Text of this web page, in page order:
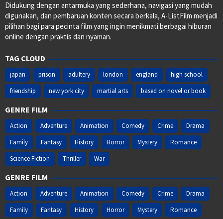
Didukung dengan antarmuka yang sederhana, navigasi yang mudah
digunakan, dan pembaruan konten secara berkala, A-ListFilm menjadi
pilihan bagi para pecinta film yang ingin menikmati berbagai hiburan
online dengan praktis dan nyaman.
TAG CLOUD
japan prison adultery london england
high school
friendship
new york city martial arts based on novel or book
GENRE FILM
Action Adventure Animation Comedy Crime
Drama
Family
Fantasy History Horror Mystery
Romance
Science Fiction
Thriller War
GENRE FILM
Action Adventure Animation Comedy Crime
Drama
Family
Fantasy History Horror Mystery Romance